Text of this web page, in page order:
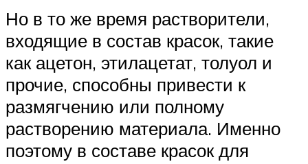
Но в то же время растворители,
входящие в состав красок, такие
как ацетон, этилацетат, толуол и
прочие, способны привести к
размягчению или полному
растворению материала. Именно
поэтому в составе красок для